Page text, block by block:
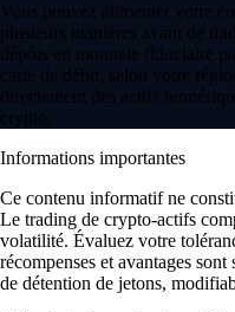
Vous pouvez alimenter votre
plusieurs manières avant de
dépôts en monnaie fiduciaire
carte de débit, selon votre
directement des actifs
crypto.
Informations importantes
Ce contenu informatif ne
Le trading de crypto-actifs
volatilité. Évaluez votre
récompenses et avantages
de détention de jetons,